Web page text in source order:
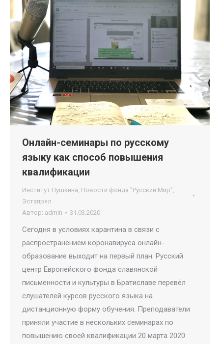
Онлайн-семинары по русскому
языку как способ повышения
квалификации
Институт Пушкина, Новости фонда "Русский Мир",
Эстапрял
Автор: admin 31.03.2020
Сегодня в условиях карантина в связи с
распространением коронавируса онлайн-
образование выходит на первый план. Русский
центр Европейского фонда славянской
письменности и культуры в Братиславе перевёл
слушателей курсов русского языка на
дистанционную форму обучения. Преподаватели
приняли участие в нескольких семинарах по
повышению своей квалификации 20 марта 2020